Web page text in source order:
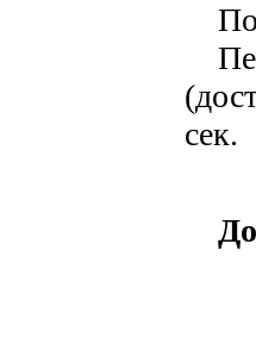
сек.